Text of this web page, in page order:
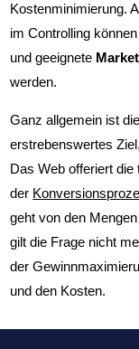
Kostenminimierung.
im Controlling
und geeignete
werden.
Ganz allgemein ist
erstrebenswertes
Das Web offeriert
der
geht von den
gilt die Frage nicht
der
und den Kosten.